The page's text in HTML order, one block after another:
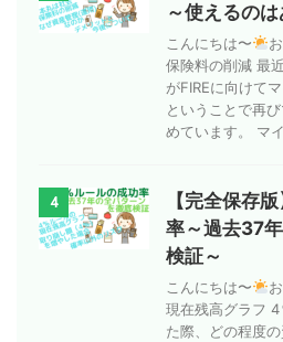
～使えるの
こんにちは〜
保険料の削減 最
がFIREに向けて
ということで再
めています。 マ
4
【完全保存
率～過去37
検証～
こんにちは〜
現在残高グラフ
た際、どの程度